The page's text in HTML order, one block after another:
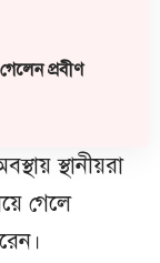
প্রবীণ
স্থানীয়রা
গেলে